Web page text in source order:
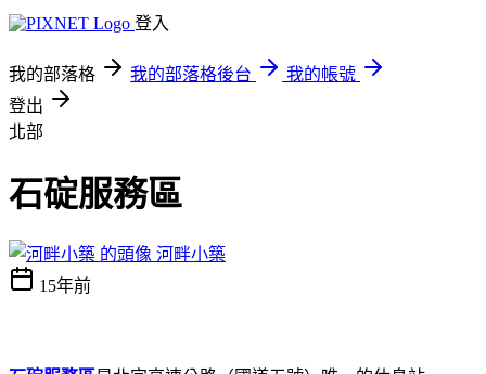
登入
我的部落格 我的部落格後台
我的帳號
登出
北部
石碇服務區
河畔小築
15年前